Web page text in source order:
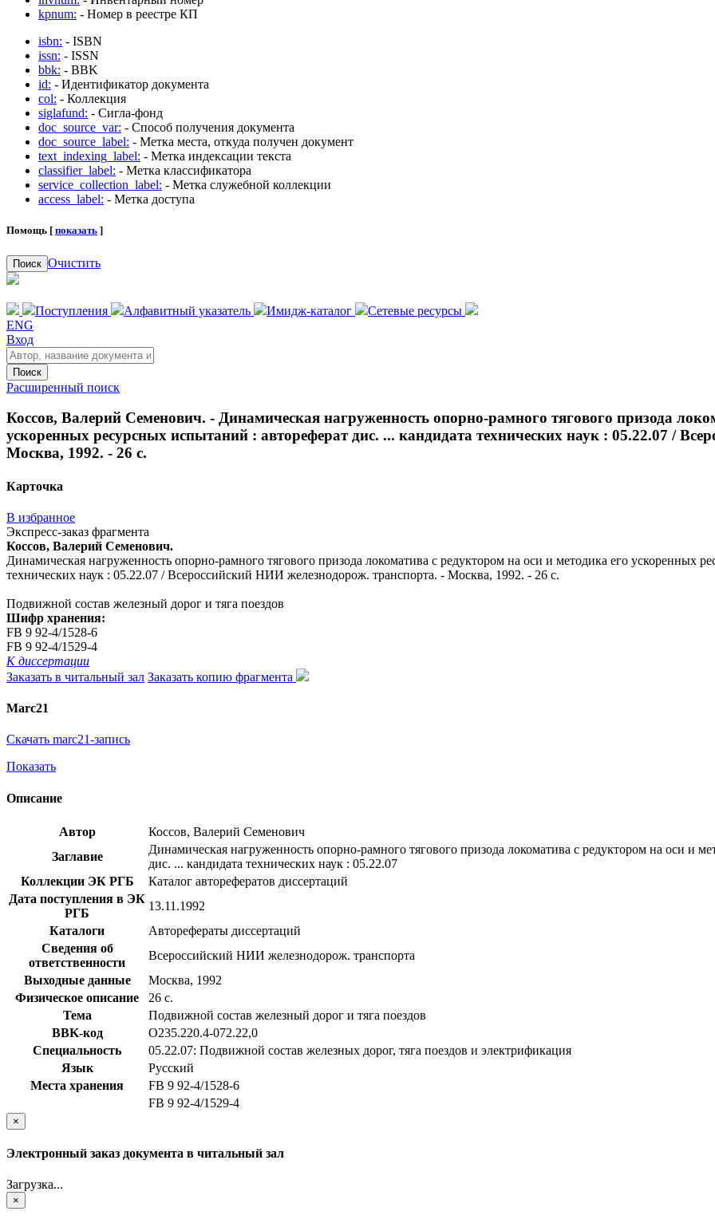
kpnum: - Номер в реестре КП
isbn: - ISBN
issn: - ISSN
bbk: - BBK
id: - Идентификатор документа
col: - Коллекция
siglafund: - Сигла-фонд
doc_source_var: - Способ получения документа
doc_source_label: - Метка места, откуда получен документ
text_indexing_label: - Метка индексации текста
classifier_label: - Метка классификатора
service_collection_label: - Метка служебной коллекции
access_label: - Метка доступа
Помощь [ показать ]
Поиск Очистить
Поступления Алфавитный указатель Имидж-каталог
Сетевые ресурсы
ENG
Вход
Поиск
Расширенный поиск
Коссов, Валерий Семенович. - Динамическая нагруженность опорно-рамного тягового призода
ускоренных ресурсных испытаний : автореферат дис. ... кандидата технических наук : 05.22.07 /
Москва, 1992. - 26 с.
Карточка
В избранное
Экспресс-заказ фрагмента
Коссов, Валерий Семенович.
Динамическая нагруженность опорно-рамного тягового призода локоматива с редуктором на оси и методика его ускоренных
технических наук : 05.22.07 / Всероссийский НИИ железнодорож. транспорта. - Москва, 1992. - 26 с.
Подвижной состав железный дорог и тяга поездов
Шифр хранения:
FB 9 92-4/1528-6
FB 9 92-4/1529-4
К диссертации
Заказать в читальный зал Заказать копию фрагмента
Marc21
Скачать marc21-запись
Показать
Описание
Автор
Коссов, Валерий Семенович
Заглавие
Динамическая нагруженность опорно-рамного тягового призода локоматива с редуктором на оси и
дис. ... кандидата технических наук : 05.22.07
Коллекции ЭК РГБ
Каталог авторефератов диссертаций
Дата поступления в ЭК
РГБ
13.11.1992
Каталоги
Авторефераты диссертаций
Сведения об
ответственности
Всероссийский НИИ железнодорож. транспорта
Выходные данные
Москва, 1992
Физическое описание
26 с.
Тема
Подвижной состав железный дорог и тяга поездов
BBK-код
О235.220.4-072.22,0
Специальность
05.22.07: Подвижной состав железных дорог, тяга поездов и электрификация
Язык
Русский
Места хранения
FB 9 92-4/1528-6
FB 9 92-4/1529-4
×
Электронный заказ документа в читальный зал
Загрузка...
×